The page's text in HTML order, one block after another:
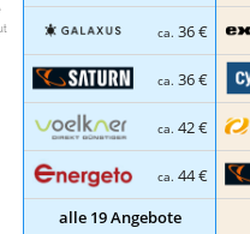
ca.36 €
ca.36 €
ca.42 €
ca.44 €
alle 19 Angebote